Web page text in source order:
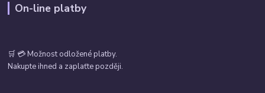
On-line platby
🛒 💳 Možnost odložené platby.
Nakupte ihned a zaplaťte později.